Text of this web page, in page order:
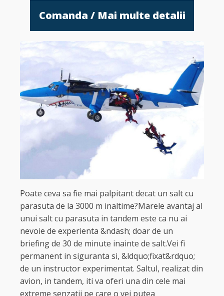
Comanda / Mai multe detalii
Poate ceva sa fie mai palpitant decat un salt cu
parasuta de la 3000 m inaltime?Marele avantaj al
unui salt cu parasuta in tandem este ca nu ai
nevoie de experienta &ndash; doar de un
briefing de 30 de minute inainte de salt.Vei fi
permanent in siguranta si, &ldquo;fixat&rdquo;
de un instructor experimentat. Saltul, realizat din
avion, in tandem, iti va oferi una din cele mai
extreme senzatii pe care o vei putea